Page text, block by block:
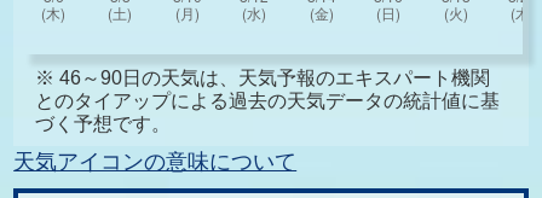
※ 46～90日の天気は、天気予報のエキスパート機関
とのタイアップによる過去の天気データの統計値に基
づく予想です。
天気アイコンの意味について